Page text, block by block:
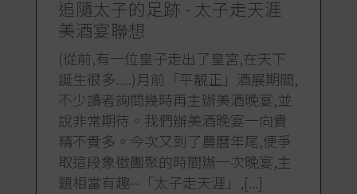
追隨太子的足跡 - 太子走天涯
美酒宴聯想
(從前,有一位皇子走出了皇宮,在天下
誕生很多.....)月前「平靚正」酒展期間,
不少讀者詢問幾時再主辦美酒晚宴,並
說非常期待。我們辦美酒晚宴一向貴
精不貴多。今次又到了農曆年尾,便爭
取這段象徵團聚的時間辦一次晚宴,主
題相當有趣--「太子走天涯」,[...]